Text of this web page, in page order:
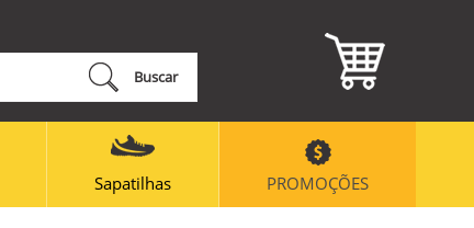
Buscar
Sapatilhas PROMOÇÕES